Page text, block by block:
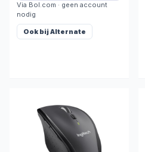
Via Bol.com · geen account
nodig
Ook bijAlternate